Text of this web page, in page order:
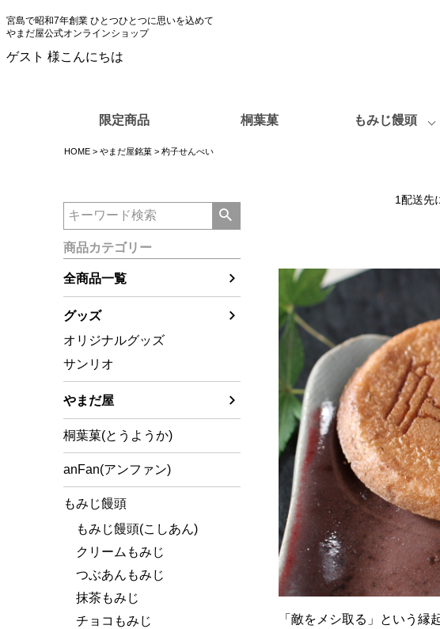
宮島で昭和7年創業 ひとつひとつに思いを込めて
やまだ屋公式オンラインショップ
ゲスト 様こんにちは
限定商品 桐葉菓 もみじ饅頭
HOME やまだ屋銘菓 杓子せんべい
商品カテゴリー
全商品一覧
グッズ
オリジナルグッズ
サンリオ
やまだ屋
桐葉菓(とうようか)
anFan(アンファン)
もみじ饅頭
もみじ饅頭(こしあん)
クリームもみじ
つぶあんもみじ
抹茶もみじ
チョコもみじ
1配送先
「敵をメシ取る」という縁